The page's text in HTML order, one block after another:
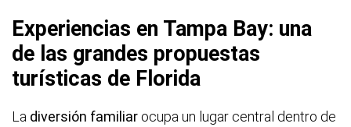
Experiencias en Tampa Bay: una
de las grandes propuestas
turísticas de Florida
La diversión familiar ocupa un lugar central dentro de